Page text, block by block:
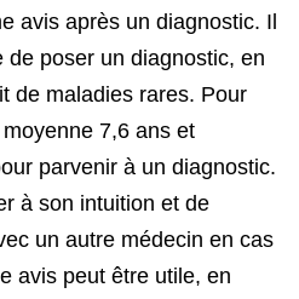
avis après un diagnostic. Il
de poser un diagnostic, en
de maladies rares. Pour
7,6 ans et
parvenir à un diagnostic.
à son intuition et de
un autre médecin en cas
avis peut être utile, en